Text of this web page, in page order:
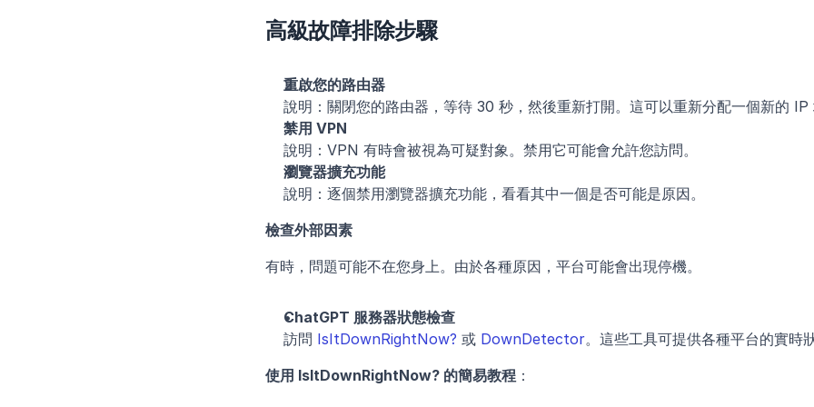
高級故障排除步驟
重啟您的路由器
說明：關閉您的路由器，等待 30 秒，然後重新打開。這可以重新分配一個新的 IP
禁用 VPN
說明：VPN 有時會被視為可疑對象。禁用它可能會允許您訪問。
瀏覽器擴充功能
說明：逐個禁用瀏覽器擴充功能，看看其中一個是否可能是原因。
檢查外部因素
有時，問題可能不在您身上。由於各種原因，平台可能會出現停機。
ChatGPT 服務器狀態檢查
訪問 IsItDownRightNow? 或 DownDetector。這些工具可提供各種平台的實時
使用 IsItDownRightNow? 的簡易教程 ：